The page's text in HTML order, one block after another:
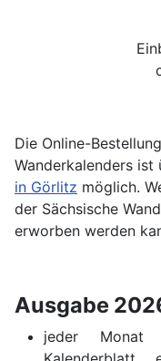
Die Online-
Wanderkalenders ist
in Görlitz möglich.
der Sächsische
erworben werden
Ausgabe
jeder Monat